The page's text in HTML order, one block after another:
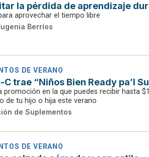
la pérdida de aprendizaje
aprovechar el tiempo libre
Berríos
DE VERANO
C trae “Niños Bien Ready pa’l
promoción en la que puedes recibir hasta
de tu hijo o hija este verano
de Suplementos
DE VERANO